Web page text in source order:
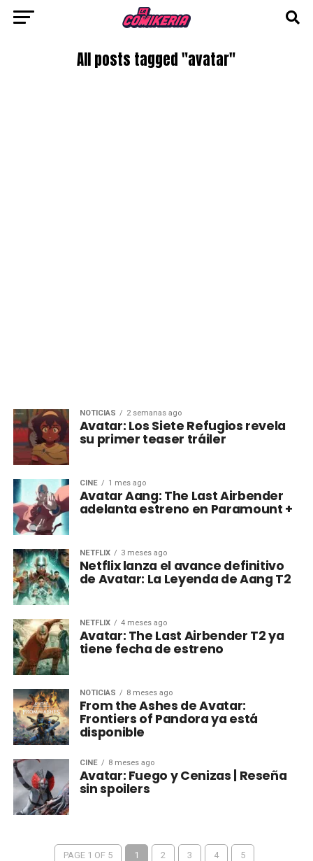
All posts tagged "avatar"
NOTICIAS 2 semanas ago
Avatar: Los Siete Refugios revela
su primer teaser tráiler
CINE 1 mes ago
Avatar Aang: The Last Airbender
adelanta estreno en Paramount +
NETFLIX 3 meses ago
Netflix lanza el avance definitivo
de Avatar: La Leyenda de Aang T2
NETFLIX 4 meses ago
Avatar: The Last Airbender T2 ya
tiene fecha de estreno
NOTICIAS 8 meses ago
From the Ashes de Avatar:
Frontiers of Pandora ya está
disponible
CINE 8 meses ago
Avatar: Fuego y Cenizas | Reseña
sin spoilers
PAGE 1 OF 5 1 2 3 4 5